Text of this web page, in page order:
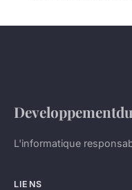
L'informatique
LIENS